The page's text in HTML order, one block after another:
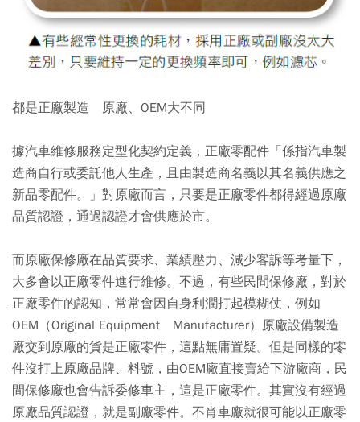
都是正廠製造 原廠、OEM大不同
據汽車維修服務定型化契約定義，正廠零配件「係指汽車製
造商自行或委託他人生產，且由製造商名義以其名義供應之
新品零配件。」對原廠而言，只要是正廠零件都得經過原廠
品質認證，通過認證才會供應於市。
而原廠保修廠在品質要求、業績壓力、減少客訴等考量下，
大多會以正廠零件進行維修。不過，有些民間保修廠，對於
正廠零件的認知，常常會因自身利潤打起模糊仗，例如
OEM（Original Equipment Manufacturer）原廠設備製造
廠交到原廠的貨是正廠零件，這點無庸置疑。但是同樣的零
件沒打上原廠品牌、料號，由OEM廠直接賣給下游廠商，民
間保修廠也會告訴委修車主，這是正廠零件。其實沒有經過
原廠品質認證，就是副廠零件。不肖車廠就很可能以正廠零